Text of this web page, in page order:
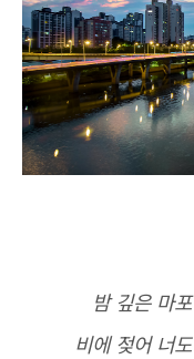
밤 깊은 마
비에 젖어 너